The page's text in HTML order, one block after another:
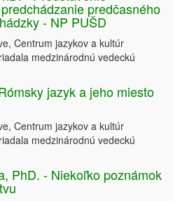
predčasného
- NP PUŠD
Centrum jazykov a kultúr
medzinárodnú vedeckú
jazyk a jeho miesto
Centrum jazykov a kultúr
medzinárodnú vedeckú
PhD. - Niekoľko poznámok